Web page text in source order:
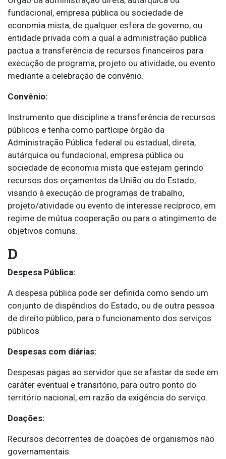
fundacional, empresa pública ou sociedade de
economia mista, de qualquer esfera de governo, ou
entidade privada com a qual a administração publica
pactua a transferência de recursos financeiros para
execução de programa, projeto ou atividade, ou evento
mediante a celebração de convênio.
Convênio:
Instrumento que discipline a transferência de recursos
públicos e tenha como partícipe órgão da
Administração Pública federal ou estadual, direta,
autárquica ou fundacional, empresa pública ou
sociedade de economia mista que estejam gerindo
recursos dos orçamentos da União ou do Estado,
visando à execução de programas de trabalho,
projeto/atividade ou evento de interesse recíproco, em
regime de mútua cooperação ou para o atingimento de
objetivos comuns.
D
Despesa Pública:
A despesa pública pode ser definida como sendo um
conjunto de dispêndios do Estado, ou de outra pessoa
de direito público, para o funcionamento dos serviços
públicos
Despesas com diárias:
Despesas pagas ao servidor que se afastar da sede em
caráter eventual e transitório, para outro ponto do
território nacional, em razão da exigência do serviço.
Doações:
Recursos decorrentes de doações de organismos não
governamentais.